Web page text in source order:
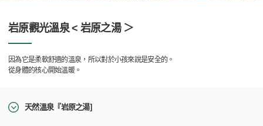
岩原觀光溫泉 < 岩原之湯 ＞
因為它是柔軟舒適的溫泉，所以對於小孩來說是安全的。
從身體的核心開始溫暖。
天然溫泉『岩原之湯]